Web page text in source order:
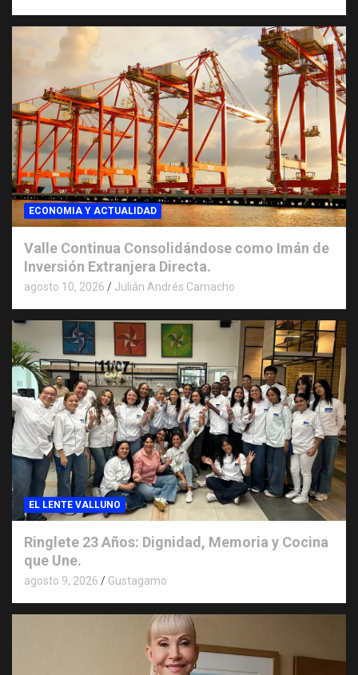
ECONOMIA Y ACTUALIDAD
Valle Continua Consolidándose como Imán de
Inversión Extranjera Directa.
agosto 10, 2026 Julián Andrés Camacho
EL LENTE VALLUNO
Ringlete 23 Años: Dignidad, Memoria y Cocina
que Une.
agosto 9, 2026 Gustagamo